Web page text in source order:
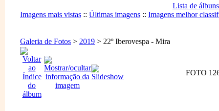
Lista de álbuns
Imagens mais vistas :: Últimas imagens :: Imagens melhor
Galeria de Fotos > 2019 > 22º Iberovespa - Mira
FOTO